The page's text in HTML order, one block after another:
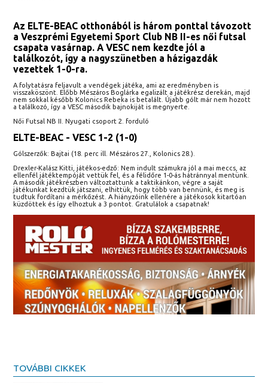
Az ELTE-BEAC otthonából is három ponttal távozott
a Veszprémi Egyetemi Sport Club NB II-es női futsal
csapata vasárnap. A VESC nem kezdte jól a
találkozót, így a nagyszünetben a házigazdák
vezettek 1-0-ra.
A folytatásra feljavult a vendégek játéka, ami az eredményben is
visszaköszönt. Előbb Mészáros Boglárka egalizált a játékrész derekán, majd
nem sokkal később Kolonics Rebeka is betalált. Újabb gólt már nem hozott
a találkozó, így a VESC második bajnokiját is megnyerte.
Női Futsal NB II. Nyugati csoport 2. forduló
ELTE-BEAC - VESC 1-2 (1-0)
Gólszerzők: Bajtai (18. perc ill. Mészáros 27., Kolonics 28.).
Drexler-Kalász Kitti, játékos-edző: Nem indult számukra jól a mai meccs, az
ellenfél játéktempóját vettük fel, és a félidőre 1-0-ás hátránnyal mentünk.
A második játékrészben változtattunk a taktikánkon, végre a saját
játékunkat kezdtük játszani, elhittük, hogy több van bennünk, és meg is
tudtuk fordítani a mérkőzést. A hiányzóink ellenére a játékosok kitartóan
küzdöttek és így elhoztuk a 3 pontot. Gratulálok a csapatnak!
TOVÁBBI CIKKEK